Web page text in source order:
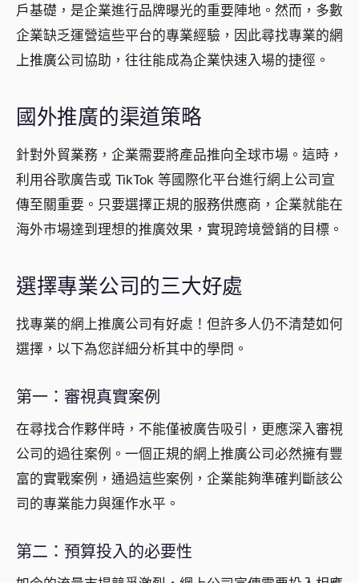
戶基礎，是企業進行品牌曝光的重要陣地。然而，多數
企業缺乏運營這些平台的專業經驗，因此尋找專業的網
上推廣公司協助，往往能成為企業快速入場的捷徑。
國外推廣的渠道策略
針對外貿業務，企業需要將產品推向全球市場。這時，
利用谷歌廣告或 TikTok 等國際化平台進行網上公司宣
傳至關重要。只要選擇正規的服務供應商，企業就能在
海外市場達到理想的推廣效果，實現跨境營銷的目標。
選擇專業公司的三大好處
找專業的網上推廣公司有好處！但許多人仍不清楚如何
選擇，以下為您詳細分析其中的學問。
第一：審視真實案例
在尋找合作夥伴時，不能僅被廣告吸引，更應深入審視
公司的過往案例。一個正規的網上推廣公司必然擁有豐
富的實戰案例，通過這些案例，企業能夠準確判斷該公
司的專業能力與運作水平。
第二：預算投入的必要性